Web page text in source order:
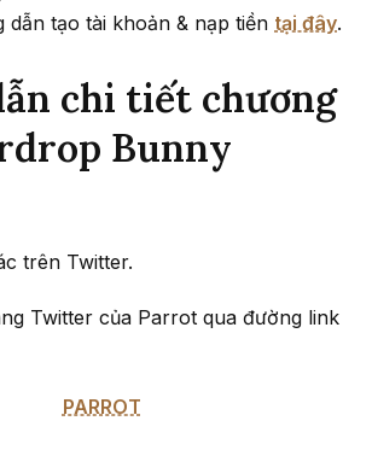
dẫn tạo tài khoản & nạp tiền tại đây.
chi tiết chương
Bunny
trên Twitter.
Twitter của Parrot qua đường link
PARROT